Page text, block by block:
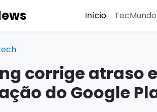
Início TecMundo
corrige atraso
do Google